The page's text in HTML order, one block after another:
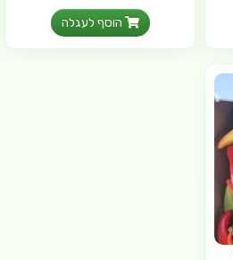
הוסף לעגלה